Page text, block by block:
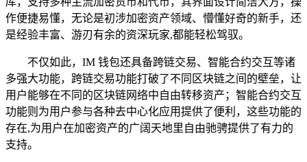
作便捷易懂，无论是初涉加密资产领域、懵懂好奇的新手，还
是经验丰富、游刃有余的资深玩家,都能轻松驾驭。
不仅如此，IM 钱包还具备跨链交易、智能合约交互等诸
多强大功能，跨链交易功能打破了不同区块链之间的壁垒，让
用户能够在不同的区块链网络中自由转移资产；智能合约交互
功能则为用户参与各种去中心化应用提供了便利，这些功能的
存在,为用户在加密资产的广阔天地里自由驰骋提供了有力的
支持。